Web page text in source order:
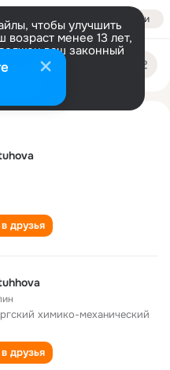
Войти
чтобы улучшить
возраст менее 13 лет,
ваш законный
друзья
химико-механический
друзья